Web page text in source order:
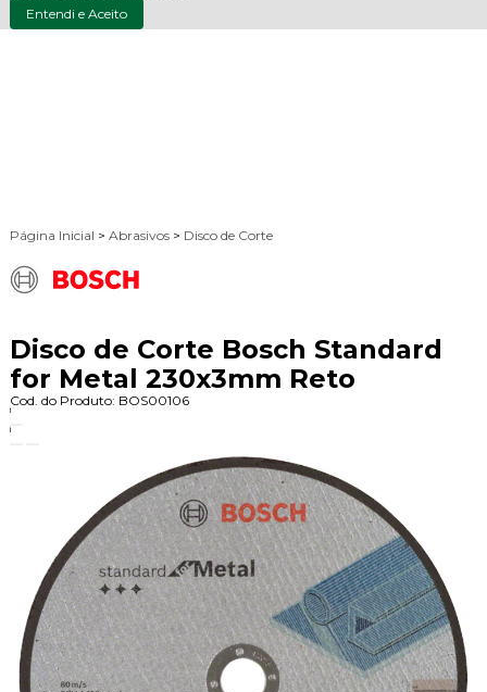
Entendi e Aceito
Página Inicial > Abrasivos > Disco de Corte
Disco de Corte Bosch Standard
for Metal 230x3mm Reto
Cod. do Produto: BOS00106